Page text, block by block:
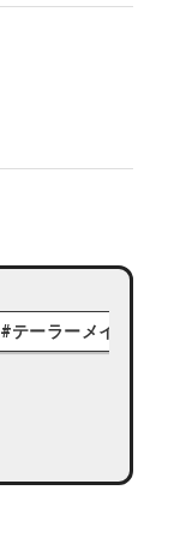
#テーラーメイド